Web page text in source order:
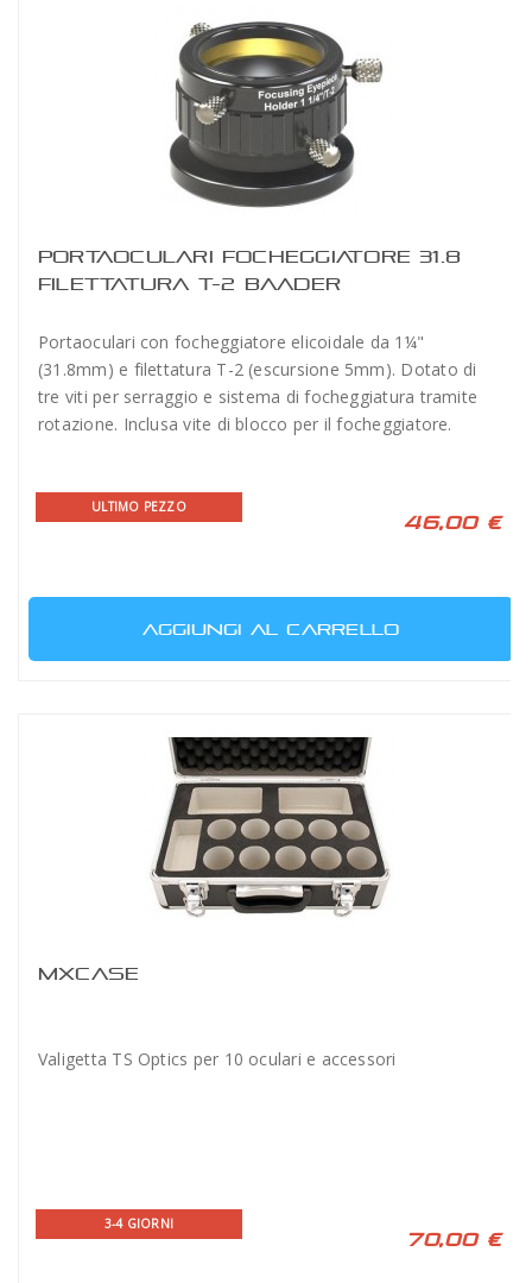
PORTAOCULARI FOCHEGGIATORE 31.8
FILETTATURA T-2 BAADER
Portaoculari con focheggiatore elicoidale da 1¼"
(31.8mm) e filettatura T-2 (escursione 5mm). Dotato di
tre viti per serraggio e sistema di focheggiatura tramite
rotazione. Inclusa vite di blocco per il focheggiatore.
ULTIMO PEZZO
46,00 €
AGGIUNGI AL CARRELLO
MXCASE
Valigetta TS Optics per 10 oculari e accessori
3-4 GIORNI
70,00 €